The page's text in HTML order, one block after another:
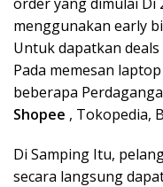
menggunakan early
Untuk dapatkan
Pada memesan
beberapa
Shopee , Tokopedia,
Di Samping Itu,
secara langsung